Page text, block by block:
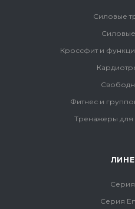
Силовые
Кроссфит и
Фитнес и
Тренажеры для
Серия